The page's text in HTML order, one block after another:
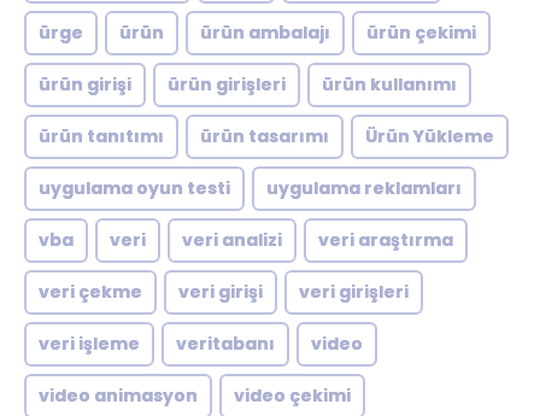
ürge ürün ürün ambalajı ürün çekimi
ürün girişi ürün girişleri ürün kullanımı
ürün tanıtımı ürün tasarımı Ürün Yükleme
uygulama oyun testi uygulama reklamları
vba veri veri analizi veri araştırma
veri çekme veri girişi veri girişleri
veri işleme veritabanı video
video animasyon video çekimi